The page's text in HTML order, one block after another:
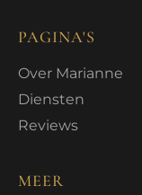
PAGINA'S
Over Marianne
Diensten
Reviews
MEER